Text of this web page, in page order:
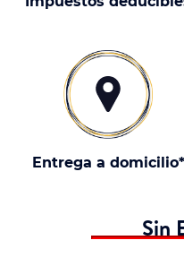
Entrega a domicilio*
Sin